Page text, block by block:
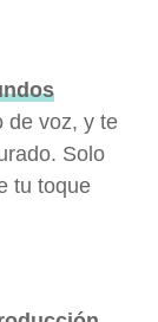
de voz, y te
Solo
tu toque